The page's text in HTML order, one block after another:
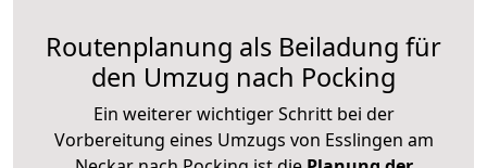
Routenplanung als Beiladung für
den Umzug nach Pocking
Ein weiterer wichtiger Schritt bei der
Vorbereitung eines Umzugs von Esslingen am